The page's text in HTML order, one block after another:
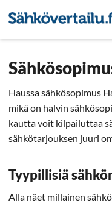
Haussa sähkösopimus
mikä on halvin
kautta voit kilpailuttaa
sähkötarjouksen juuri
Tyypillisiä
Alla näet millainen